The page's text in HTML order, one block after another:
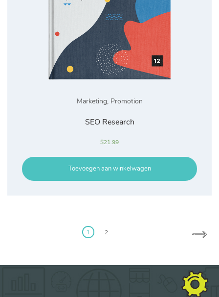
Marketing, Promotion
SEO Research
$21.99
Toevoegen aan winkelwagen
1 2